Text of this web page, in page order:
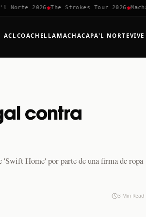
2026✱The Strokes Tour 2026✱
ACLCOACHELLA MACHACAPA'L NORTE
contra
Home' por parte de una firma de ropa
3 Min Read